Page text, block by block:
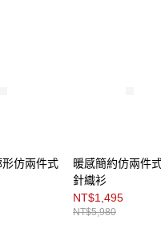
仿兩件式
暖感簡約仿兩件
針織衫
NT$1,495
NT$5,980